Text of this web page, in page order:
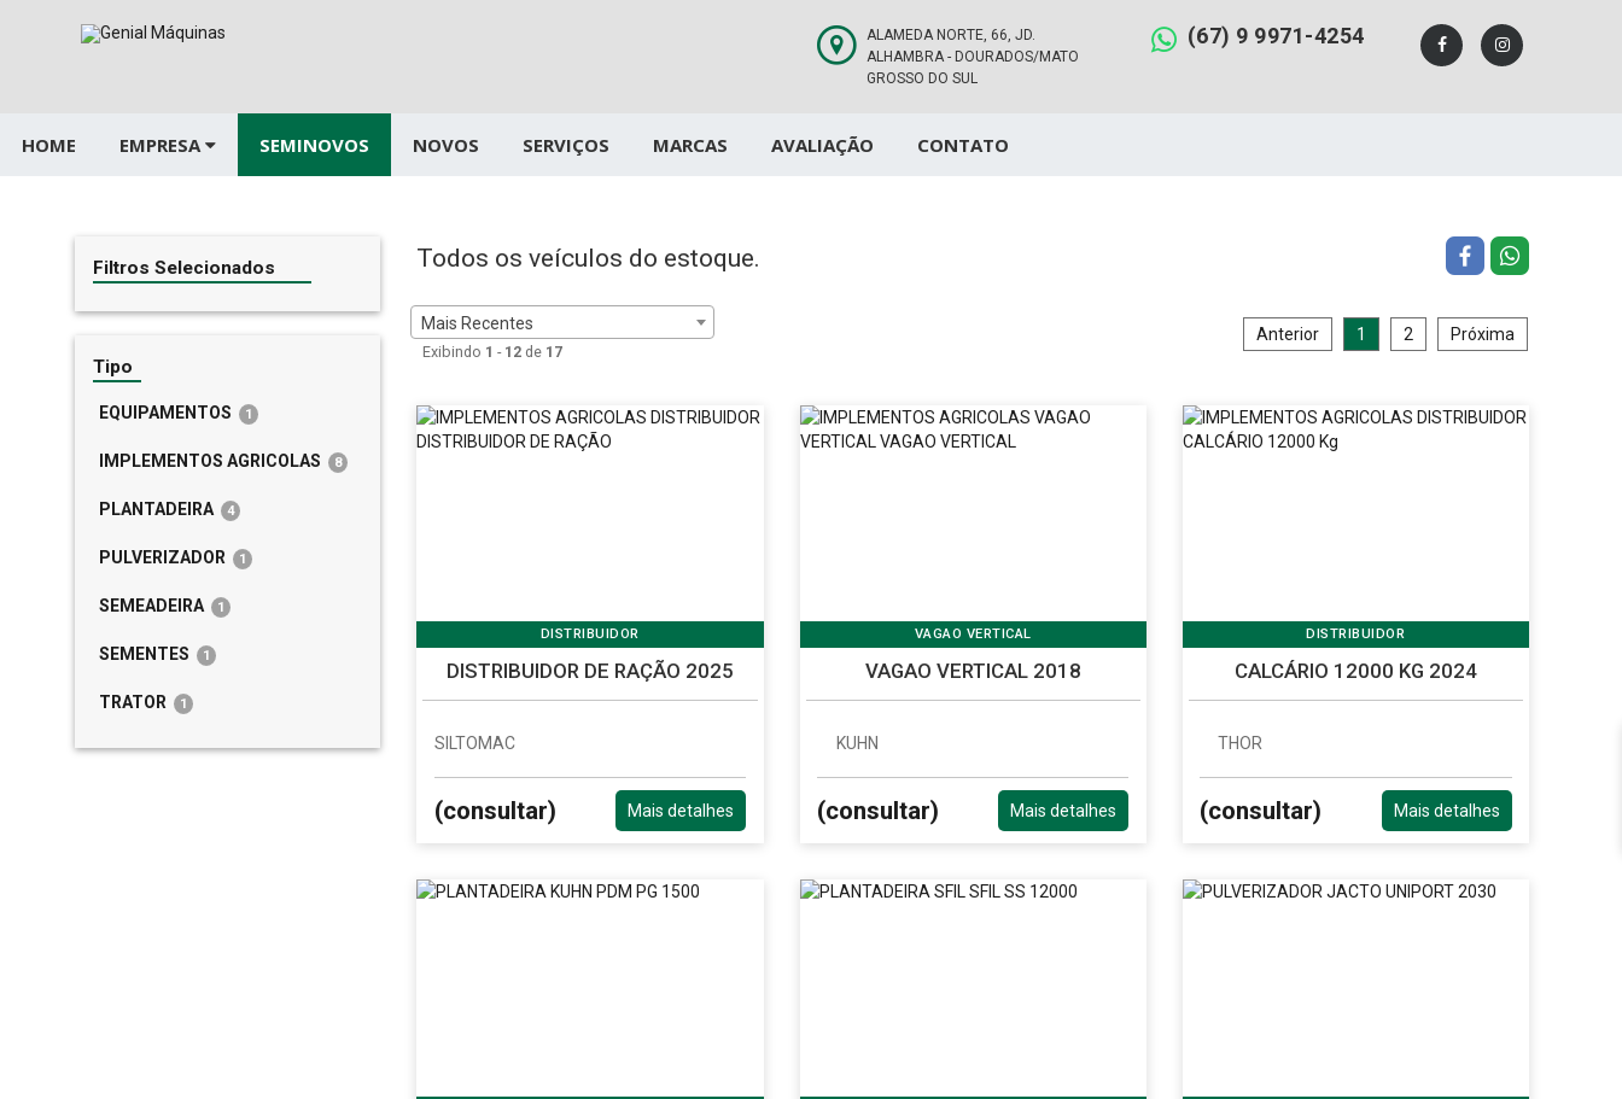
(67) 9 9971-4254
ALAMEDA NORTE, 66, JD.
ALHAMBRA - DOURADOS/MATO
GROSSO DO SUL
HOME EMPRESA SEMINOVOS NOVOS SERVIÇOS MARCAS AVALIAÇÃO CONTATO
Filtros Selecionados
Tipo
EQUIPAMENTOS 1
IMPLEMENTOS AGRICOLAS 8
PLANTADEIRA 4
PULVERIZADOR 1
SEMEADEIRA 1
SEMENTES 1
TRATOR 1
Todos os veículos do estoque.
Mais Recentes
Exibindo 1 - 12 de 17
Anterior 1 2 Próxima
DISTRIBUIDOR
DISTRIBUIDOR DE RAÇÃO 2025
SILTOMAC
(consultar) Mais detalhes
VAGAO VERTICAL
VAGAO VERTICAL 2018
KUHN
(consultar) Mais detalhes
DISTRIBUIDOR
CALCÁRIO 12000 KG 2024
THOR
(consultar) Mais detalhes